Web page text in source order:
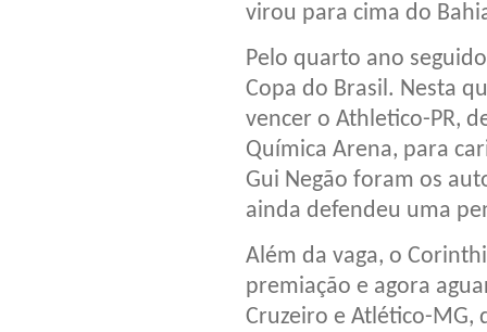
virou para cima do
Pelo quarto ano
Copa do Brasil. Nesta
vencer o Athletico-PR,
Química Arena, para
Gui Negão foram os
ainda defendeu uma
Além da vaga, o
premiação e agora
Cruzeiro e Atlético-MG,